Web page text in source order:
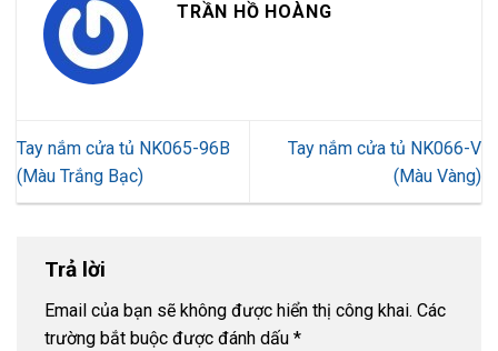
TRẦN HỒ HOÀNG
Tay nắm cửa tủ NK065-96B
(Màu Trắng Bạc)
Tay nắm cửa tủ NK066-V
(Màu Vàng)
Trả lời
Email của bạn sẽ không được hiển thị công khai. Các
trường bắt buộc được đánh dấu *